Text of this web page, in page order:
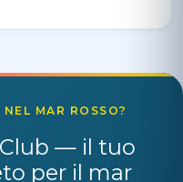
MAR ROSSO?
— il tuo
per il mar